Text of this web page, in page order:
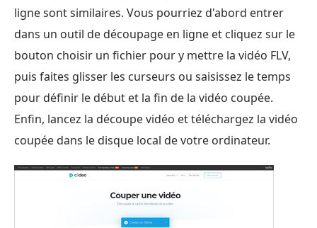
ligne sont similaires. Vous pourriez d'abord entrer
dans un outil de découpage en ligne et cliquez sur le
bouton choisir un fichier pour y mettre la vidéo FLV,
puis faites glisser les curseurs ou saisissez le temps
pour définir le début et la fin de la vidéo coupée.
Enfin, lancez la découpe vidéo et téléchargez la vidéo
coupée dans le disque local de votre ordinateur.